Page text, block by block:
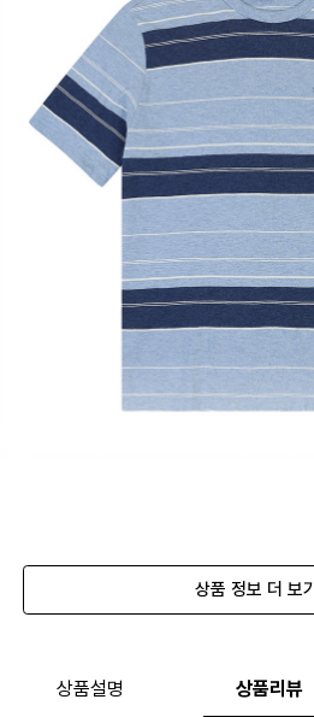
상품 정보 더 보기
상품설명 상품리뷰